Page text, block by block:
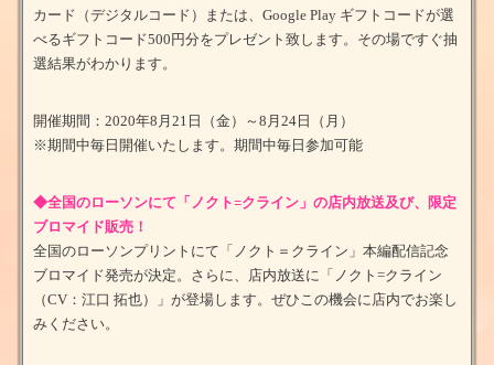
カード（デジタルコード）または、Google Play ギフトコードが選
べるギフトコード500円分をプレゼント致します。その場ですぐ抽
選結果がわかります。
開催期間：2020年8月21日（金）～8月24日（月）
※期間中毎日開催いたします。期間中毎日参加可能
◆全国のローソンにて「ノクト=クライン」の店内放送及び、限定
ブロマイド販売！
全国のローソンプリントにて「ノクト＝クライン」本編配信記念
ブロマイド発売が決定。さらに、店内放送に「ノクト=クライン
（CV：江口 拓也）」が登場します。ぜひこの機会に店内でお楽し
みください。